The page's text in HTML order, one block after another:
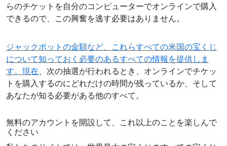
らのチケットを自分のコンピューターでオンラインで購入
できるので、この興奮を逃す必要はありません。
ジャックポットの金額など、これらすべての米国の宝くじ
について知っておく必要のあるすべての情報を提供しま
す。現在、次の抽選が行われるとき、オンラインでチケッ
トを購入するのにどれだけの時間が残っているか、そして
あなたが知る必要がある他のすべて。
無料のアカウントを開設して、これ以上のことを楽しんで
ください